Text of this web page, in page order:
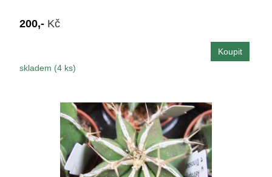
200,- Kč
skladem (4 ks)